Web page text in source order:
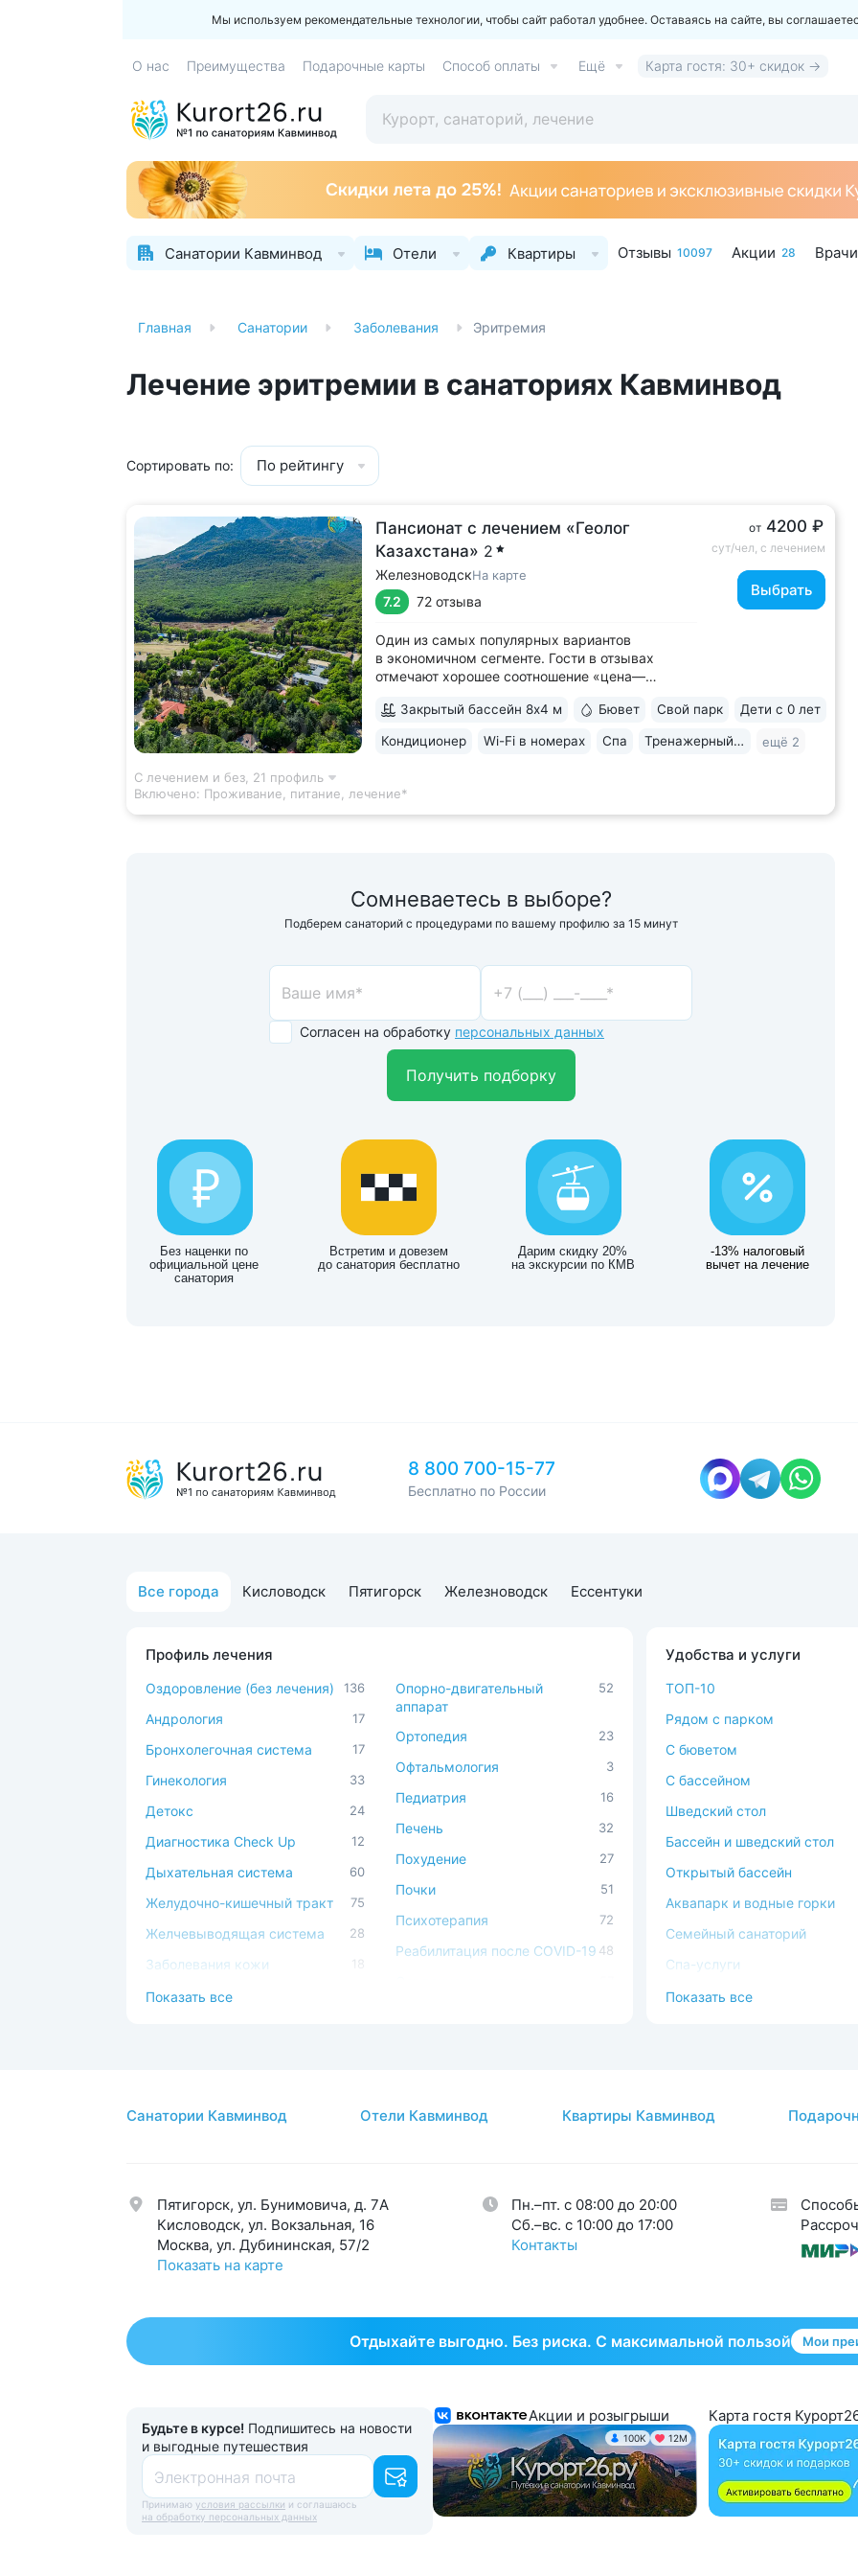
Мы используем рекомендательные технологии, чтобы сайт работал удобнее. Оставаясь на сайте, вы
О нас Преимущества Подарочные карты Способ оплаты Ещё Карта гостя: 30+ скидок →
Санатории Кавминвод Отели Квартиры Отзывы 10097 Акции 28 Врачи
Главная Санатории Заболевания Эритремия
Лечение эритремии в санаториях Кавминвод
Сортировать по: По рейтингу
Пансионат с лечением «Геолог
Казахстана» 2
ЖелезноводскНа карте
7.2 72 отзыва
Один из самых популярных вариантов
в экономичном сегменте. Гости в отзывах
отмечают хорошее соотношение «цена—
леса, у подножия горы Бештау. Тишина и покой.
деревьями, беседками, чистым воздухом,
от 4200 ₽
сут/чел, с лечением
Выбрать
Закрытый бассейн 8х4 м Бювет Свой парк Дети с 0 лет
Кондиционер Wi-Fi в номерах Спа Тренажерный зал ещё 2
С лечением и без, 21 профиль
Включено: Проживание, питание, лечение*
Сомневаетесь в выборе?
Подберем санаторий с процедурами по вашему профилю за 15 минут
Согласен на обработку персональных данных
Получить подборку
Без наценки по
официальной цене
санатория
Встретим и довезем
до санатория бесплатно
Дарим скидку 20%
на экскурсии по КМВ
-13% налоговый
вычет на лечение
8 800 700-15-77
Бесплатно по России
Все города Кисловодск Пятигорск Железноводск Ессентуки
Профиль лечения
Оздоровление (без лечения) 136
Андрология 17
Бронхолегочная система 17
Гинекология 33
Детокс 24
Диагностика Check Up 12
Дыхательная система 60
Желудочно-кишечный тракт 75
Желчевыводящая система 28
Заболевания кожи 18
Иммунная система
Мочеполовая система 39
Общетерапевтический 125
Опорно-двигательный
аппарат
52
Ортопедия 23
Офтальмология 3
Педиатрия 16
Печень 32
Похудение 27
Почки 51
Психотерапия 72
Реабилитация после COVID-19 48
Суставы 26
Эстетическая гинекология 1
Показать все
Удобства и услуги
ТОП-10
Рядом с парком
C бюветом
С бассейном
Шведский стол
Бассейн и шведский стол
Открытый бассейн
Аквапарк и водные горки
Семейный санаторий
Спа-услуги
В окружении леса
Показать все
Санатории Кавминвод Отели Кавминвод Квартиры Кавминвод
Пятигорск, ул. Бунимовича, д. 7A
Кисловодск, ул. Вокзальная, 16
Москва, ул. Дубининская, 57/2
Показать на карте
Пн.–пт. с 08:00 до 20:00
Cб.–вс. с 10:00 до 17:00
Контакты
Отдыхайте выгодно. Без риска. С максимальной пользой Мои
Будьте в курсе! Подпишитесь на новости
и выгодные путешествия
Электронная почта
Принимаю условия рассылки и соглашаюсь
на обработку персональных данных
Акции и розыгрыши
100K 12М
Карта гостя